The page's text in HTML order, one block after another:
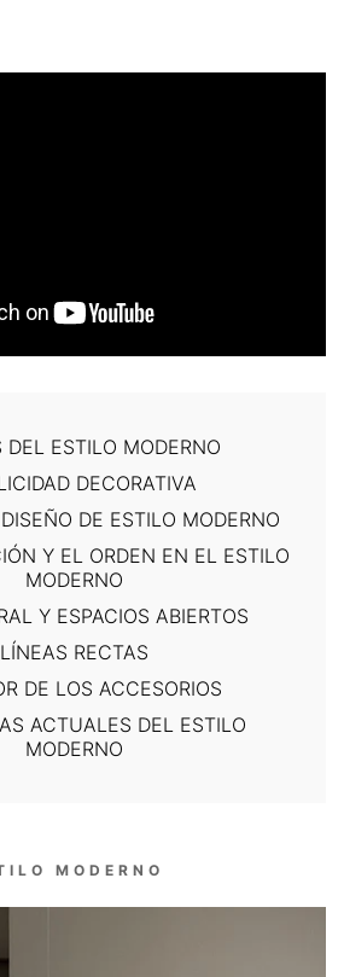
DEL ESTILO MODERNO
DECORATIVA
DE ESTILO MODERNO
Y EL ORDEN EN EL ESTILO
MODERNO
Y ESPACIOS ABIERTOS
LÍNEAS RECTAS
DE LOS ACCESORIOS
ACTUALES DEL ESTILO
MODERNO
MODERNO